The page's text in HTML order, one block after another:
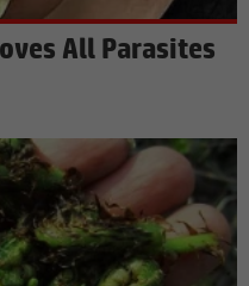
All Parasites